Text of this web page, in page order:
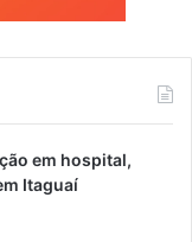
em hospital,
Itaguaí